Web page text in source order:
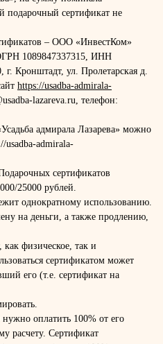
подарочный сертификат не
– ООО «ИнвестКом»
1089847337315, ИНН
г. Кронштадт, ул. Пролетарская д.
https://usadba-admirala-
lazareva.ru, телефон:
адмирала Лазарева» можно
usadba-admirala-
сертификатов
25000 рублей.
однократному использованию.
на деньги, а также продлению,
физическое, так и
сертификатом может
его (т.е. сертификат на
оплатить 100% от его
расчету. Сертификат